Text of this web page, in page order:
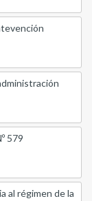
579
al régimen de la